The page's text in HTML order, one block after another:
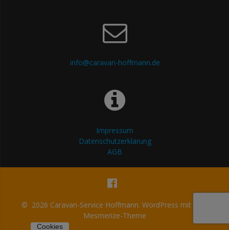
info@caravan-hoffmann.de
Impressum
Datenschutzerklärung
AGB
© 2026 Caravan-Service Hoffmann. WordPress mit dem
Mesmerize-Theme
Cookies